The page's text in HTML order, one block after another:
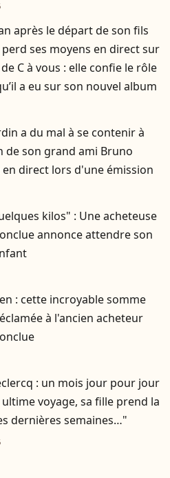
après le départ de son fils
perd ses moyens en direct sur
C à vous : elle confie le rôle
a eu sur son nouvel album
a du mal à se contenir à
de son grand ami Bruno
en direct lors d'une émission
kilos" : Une acheteuse
annonce attendre son
: cette incroyable somme
à l'ancien acheteur
: un mois jour pour jour
voyage, sa fille prend la
dernières semaines…"